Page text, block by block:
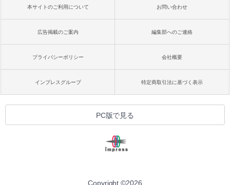
本サイトのご利用について お問い合わせ
広告掲載のご案内 編集部へのご連絡
プライバシーポリシー 会社概要
インプレスグループ 特定商取引法に基づく表示
PC版で見る
Copyright ©2026